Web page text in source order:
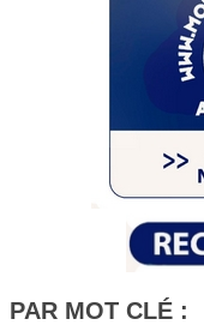
PAR MOT CLÉ :